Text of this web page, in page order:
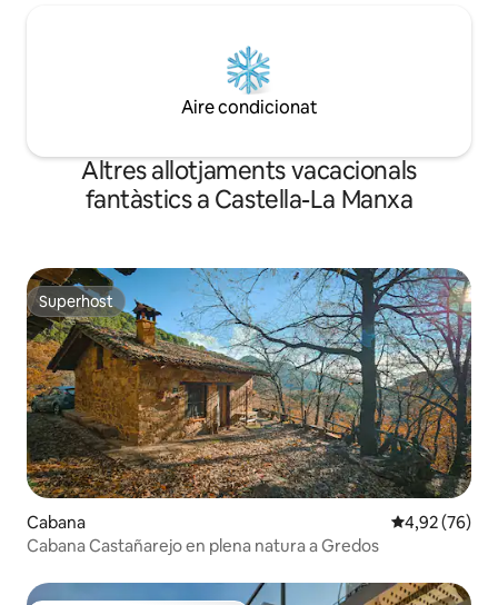
Aire condicionat
Altres allotjaments vacacionals
fantàstics a Castella-La Manxa
Superhost
Superhost
Cabana 4,92 de
4,92 (76)
Cabana Castañarejo en plena natura a Gredos